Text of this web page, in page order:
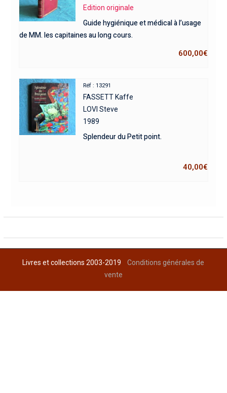
Edition originale
Guide hygiénique et médical à l’usage
de MM. les capitaines au long cours.
600,00€
Réf : 13291
FASSETT Kaffe
LOVI Steve
1989
Splendeur du Petit point.
40,00€
Livres et collections 2003-2019Conditions générales de
vente